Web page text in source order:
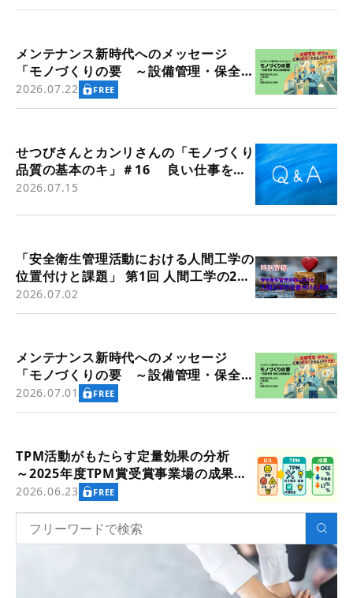
メンテナンス新時代へのメッセージ
「モノづくりの要 ～設備管理・保全と
価値創造～」
2026.07.22 FREE
せつびさんとカンリさんの「モノづくり
品質の基本のキ」＃16 良い仕事をす
るための基本～その14 「問題解決」
2026.07.15
「安全衛生管理活動における人間工学の
位置付けと課題」 第1回 人間工学の2つ
の歴史的潮流（労働衛生管理活動の背景
として）
2026.07.02
メンテナンス新時代へのメッセージ
「モノづくりの要 ～設備管理・保全と
価値創造～」
2026.07.01 FREE
TPM活動がもたらす定量効果の分析
～2025年度TPM賞受賞事業場の成果指
標より
2026.06.23 FREE